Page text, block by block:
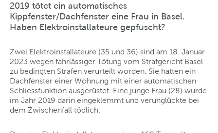
2019 tötet ein automatisches
Kippfenster/Dachfenster eine Frau in Basel.
Haben Elektroinstallateure gepfuscht?
Zwei Elektroinstallateure (35 und 36) sind am 18. Januar
2023 wegen fahrlässiger Tötung vom Strafgericht Basel
zu bedingten Strafen verurteilt worden. Sie hatten ein
Dachfenster einer Wohnung mit einer automatischen
Schliessfunktion ausgerüstet. Eine junge Frau (28) wurde
im Jahr 2019 darin eingeklemmt und verunglückte bei
dem Zwischenfall tödlich.